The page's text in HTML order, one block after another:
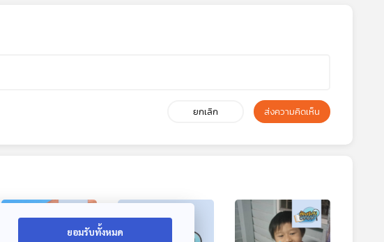
ยกเลิก ส่งความคิดเห็น
ยอมรับทั้งหมด